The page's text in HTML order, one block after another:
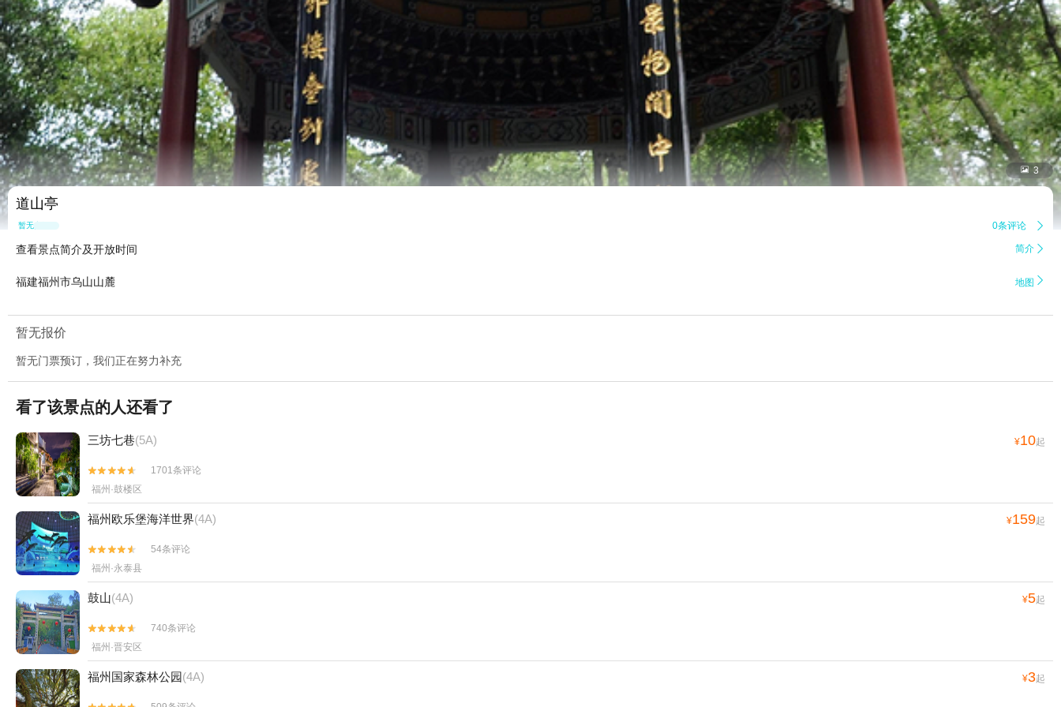
 3
道山亭
暂无点评 0条评论 
查看景点简介及开放时间 简介 
福建福州市乌山山麓 地图 
暂无报价
暂无门票预订，我们正在努力补充
看了该景点的人还看了
三坊七巷(5A) ¥10起


1701条评论
福州·鼓楼区
福州欧乐堡海洋世界(4A) ¥159起


54条评论
福州·永泰县
鼓山(4A) ¥5起


740条评论
福州·晋安区
福州国家森林公园(4A) ¥3起